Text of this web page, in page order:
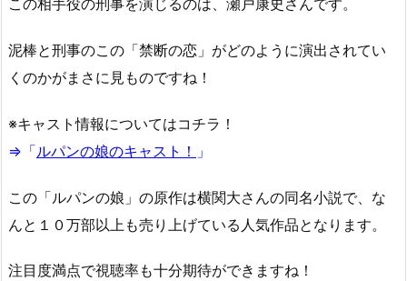
この相手役の刑事を演じるのは、瀬戸康史さんです。
泥棒と刑事のこの「禁断の恋」がどのように演出されてい
くのかがまさに見ものですね！
※キャスト情報についてはコチラ！
⇒「ルパンの娘のキャスト！ 」
この「ルパンの娘」の原作は横関大さんの同名小説で、な
んと１０万部以上も売り上げている人気作品となります。
注目度満点で視聴率も十分期待ができますね！